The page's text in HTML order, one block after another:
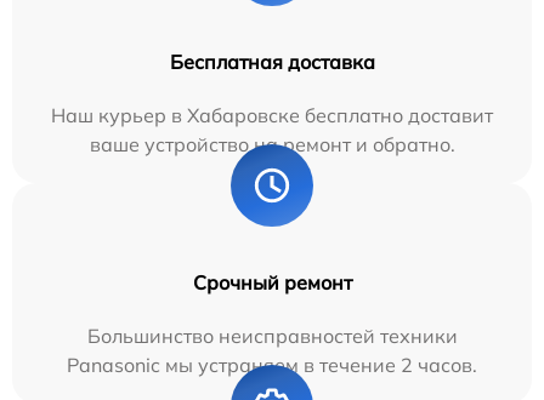
Бесплатная доставка
Наш курьер в Хабаровске бесплатно доставит
ваше устройство на ремонт и обратно.
Срочный ремонт
Большинство неисправностей техники
Panasonic мы устраняем в течение 2 часов.